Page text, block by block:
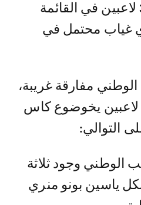
إلى 26 لاعبا، ووضع 3 لاعبين في القائمة
غياب محتمل في
مفارقة غريبة،
لاعبين يخوضوع كاس
التوالي:
الوطني وجود ثلاثة
ياسين بونو منري